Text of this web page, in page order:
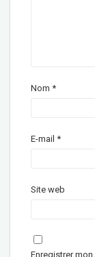
Nom *
E-mail *
Site web
Enregistrer